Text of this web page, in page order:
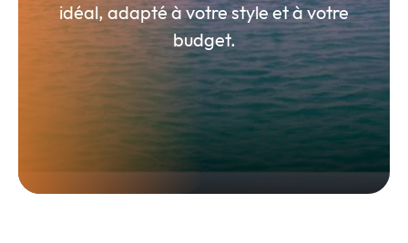
idéal, adapté à votre style et à votre
budget.